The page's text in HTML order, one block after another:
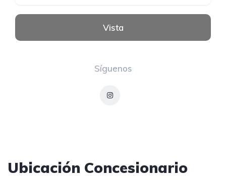
Síguenos
Vista
Ubicación Concesionario